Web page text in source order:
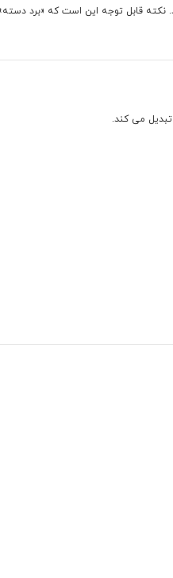
قابل توجه این است که «برد